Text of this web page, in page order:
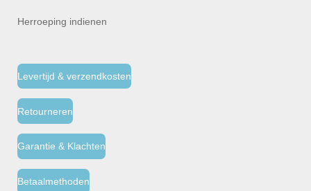
Herroeping indienen
Levertijd & verzendkosten
Retourneren
Garantie & Klachten
Betaalmethoden